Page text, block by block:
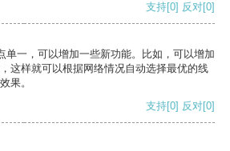
支持[0] 反对[0]
单一，可以增加一些新功能。比如，可以增加
这样就可以根据网络情况自动选择最优的线
果。
支持[0] 反对[0]